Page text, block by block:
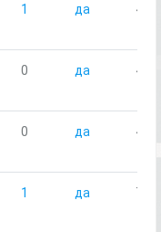
1 да 4.07
0 да 4.29
0 да 4.13
1 да 7.30